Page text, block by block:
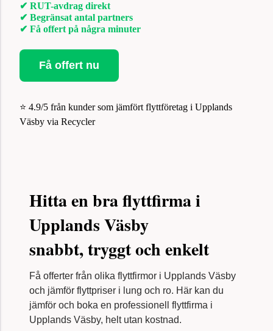
✔ RUT-avdrag direkt
✔ Begränsat antal partners
✔ Få offert på några minuter
Få offert nu
⭐ 4.9/5 från kunder som jämfört flyttföretag i Upplands
Väsby via Recycler
Hitta en bra flyttfirma i
Upplands Väsby
snabbt, tryggt och enkelt
Få offerter från olika flyttfirmor i Upplands Väsby
och jämför flyttpriser i lung och ro. Här kan du
jämför och boka en professionell flyttfirma i
Upplands Väsby, helt utan kostnad.